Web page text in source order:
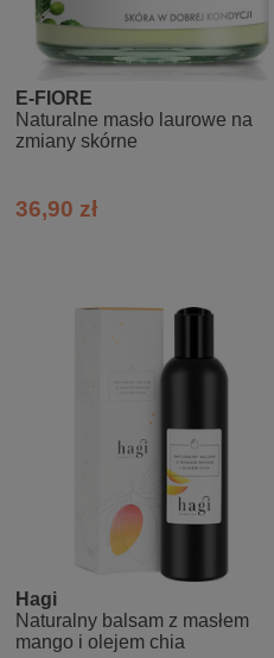
E-FIORE
Naturalne masło laurowe na
zmiany skórne
36,90 zł
Hagi
Naturalny balsam z masłem
mango i olejem chia